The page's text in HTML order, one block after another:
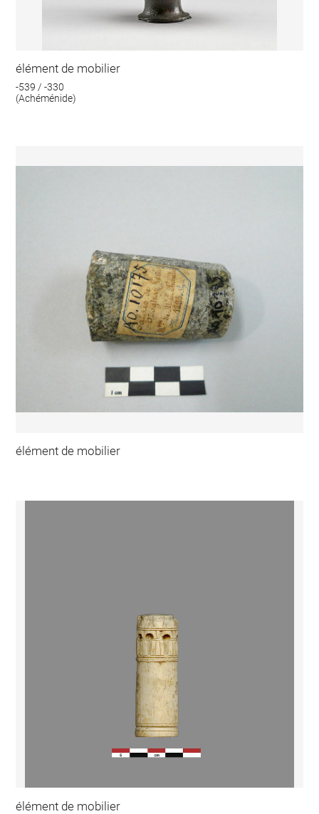
élément de mobilier
-539 / -330
(Achéménide)
élément de mobilier
élément de mobilier